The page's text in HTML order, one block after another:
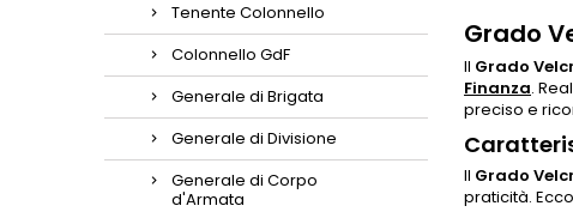
Tenente Colonnello
Colonnello GdF
Generale di Brigata
Generale di Divisione
Generale di Corpo
d'Armata
Grado
Il Grado
Finanza.
preciso e
Il Grado
praticità.